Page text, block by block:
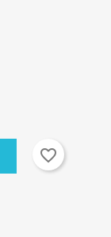
××
favorite_border